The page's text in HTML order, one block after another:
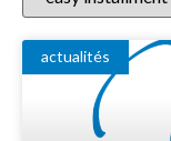
actualités